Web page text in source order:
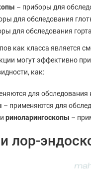
– приборы для
для обследования
для обследования
как класса является
могут эффективно
как:
для обследования
– применяются для
риноларингоскопы –
лор-